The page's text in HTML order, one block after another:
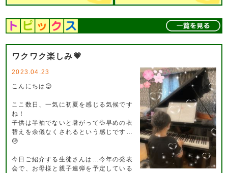
ワクワク楽しみ💗
2023.04.23
こんにちは😊
ここ数日、一気に初夏を感じる気候です
ね！
子供は半袖でないと暑がって💦早めの衣
替えを余儀なくされるという感じです…
😓
今日ご紹介する生徒さんは…今年の発表
会で、お母様と親子連弾を予定している